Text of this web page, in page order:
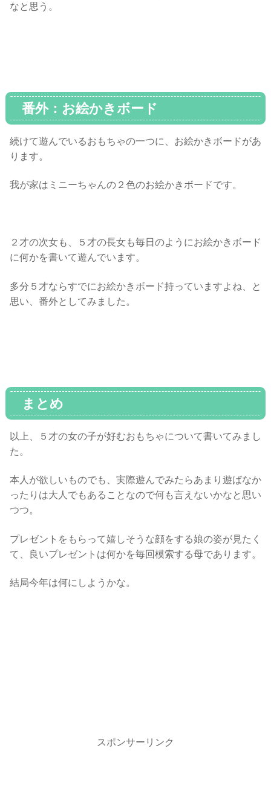
なと思う。
番外：お絵かきボード
続けて遊んでいるおもちゃの一つに、お絵かきボードがあ
ります。
我が家はミニーちゃんの２色のお絵かきボードです。
２才の次女も、５才の長女も毎日のようにお絵かきボード
に何かを書いて遊んでいます。
多分５才ならすでにお絵かきボード持っていますよね、と
思い、番外としてみました。
まとめ
以上、５才の女の子が好むおもちゃについて書いてみまし
た。
本人が欲しいものでも、実際遊んでみたらあまり遊ばなか
ったりは大人でもあることなので何も言えないかなと思い
つつ。
プレゼントをもらって嬉しそうな顔をする娘の姿が見たく
て、良いプレゼントは何かを毎回模索する母であります。
結局今年は何にしようかな。
スポンサーリンク